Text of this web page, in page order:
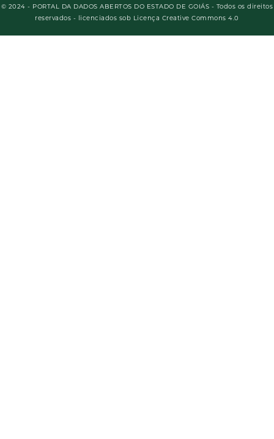
© 2024 - PORTAL DA DADOS ABERTOS DO ESTADO DE GOIÁS - Todos os direitos
reservados - licenciados sob Licença Creative Commons 4.0